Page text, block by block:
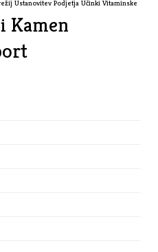
Ustanovitev Podjetja Učinki Vitaminske
Kamen